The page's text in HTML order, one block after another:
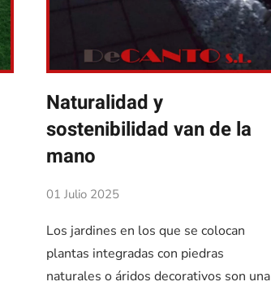
Naturalidad y
sostenibilidad van de la
mano
01 Julio 2025
Los jardines en los que se colocan
plantas integradas con piedras
naturales o áridos decorativos son una